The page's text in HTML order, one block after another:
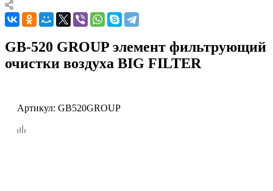
GB-520 GROUP элемент фильтрующий
очистки воздуха BIG FILTER
Артикул: GB520GROUP